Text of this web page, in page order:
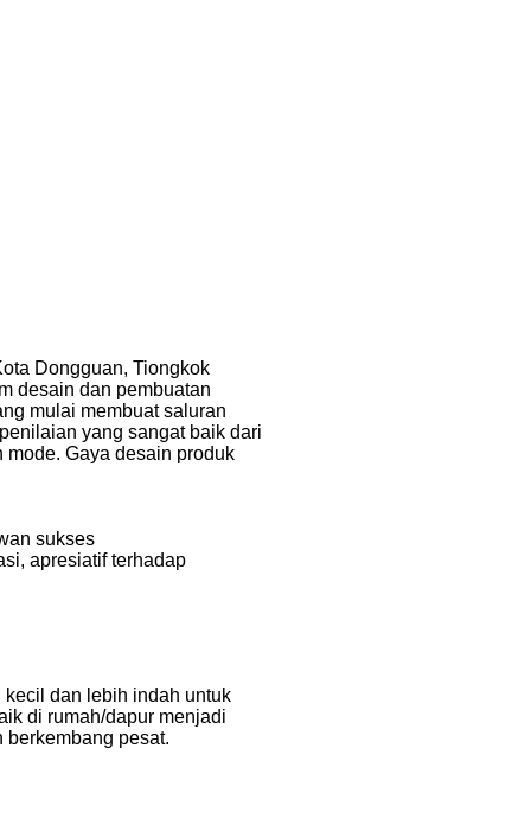
Dongguan, Tiongkok
desain dan pembuatan
mulai membuat saluran
yang sangat baik dari
Gaya desain produk
sukses
apresiatif terhadap
dan lebih indah untuk
di rumah/dapur menjadi
pesat.